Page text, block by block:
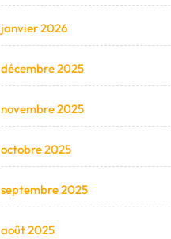
janvier 2026
décembre 2025
novembre 2025
octobre 2025
septembre 2025
août 2025